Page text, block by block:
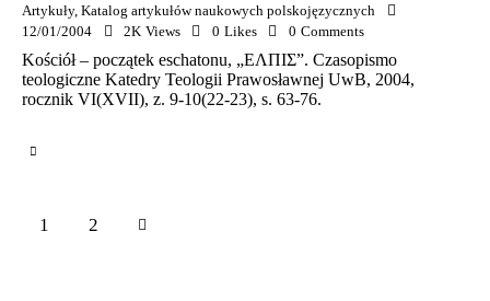
Artykuły, Katalog artykułów naukowych polskojęzycznych
12/01/2004
2K Views 0 Likes 0 Comments
Kościół – początek eschatonu, „ΕΛΠΙΣ”. Czasopismo
teologiczne Katedry Teologii Prawosławnej UwB, 2004,
rocznik VI(XVII), z. 9-10(22-23), s. 63-76.
Stronicowanie
Page
1 Page
2